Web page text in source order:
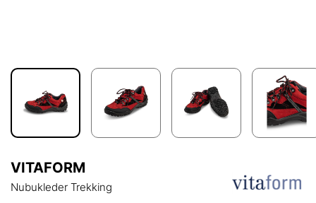
VITAFORM
Nubukleder Trekking